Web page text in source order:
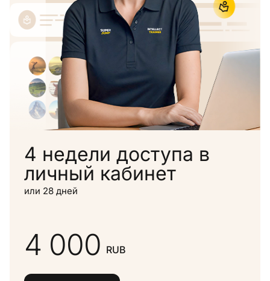
4 недели доступа в
личный кабинет
или 28 дней
4 000 RUB